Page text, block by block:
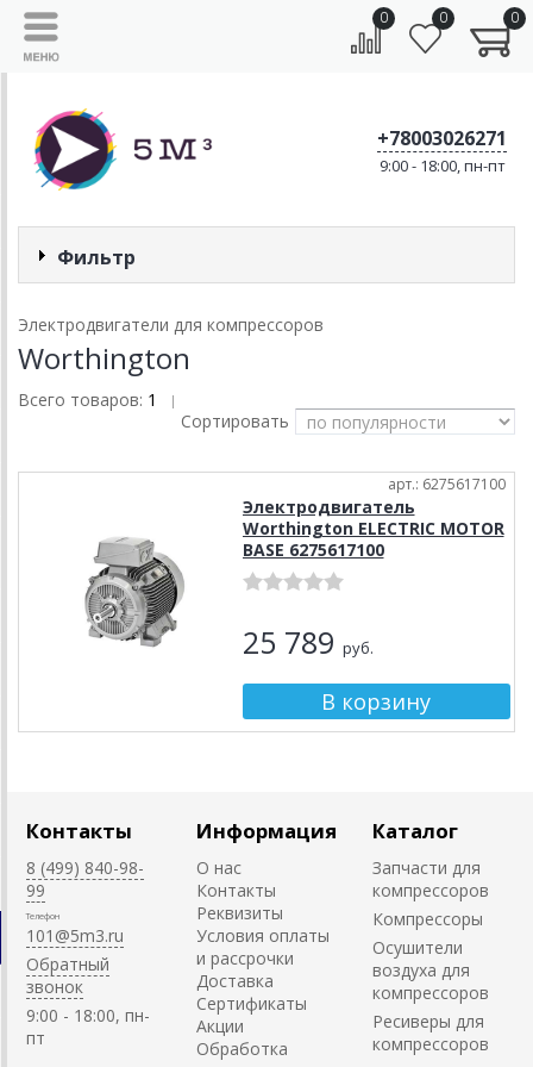
0 0 0
+78003026271
9:00 - 18:00, пн-пт
Фильтр
Электродвигатели для компрессоров
Worthington
Всего товаров: 1 |
Сортировать
арт.: 6275617100
Электродвигатель
Worthington ELECTRIC MOTOR
BASE 6275617100
25 789 руб.
Контакты
8 (499) 840-98-
99
Телефон
101@5m3.ru
Обратный
звонок
9:00 - 18:00, пн-
пт
Информация
О нас
Контакты
Реквизиты
Условия оплаты
и рассрочки
Доставка
Сертификаты
Акции
Обработка
Каталог
Запчасти для
компрессоров
Компрессоры
Осушители
воздуха для
компрессоров
Ресиверы для
компрессоров